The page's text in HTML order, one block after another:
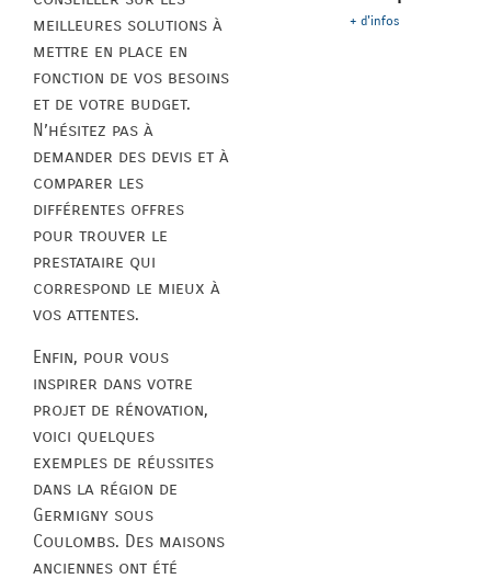
meilleures solutions à
mettre en place en
fonction de vos besoins
et de votre budget.
N’hésitez pas à
demander des devis et à
comparer les
différentes offres
pour trouver le
prestataire qui
correspond le mieux à
vos attentes.
Enfin, pour vous
inspirer dans votre
projet de rénovation,
voici quelques
exemples de réussites
dans la région de
Germigny sous
Coulombs. Des maisons
anciennes ont été
+ d'infos